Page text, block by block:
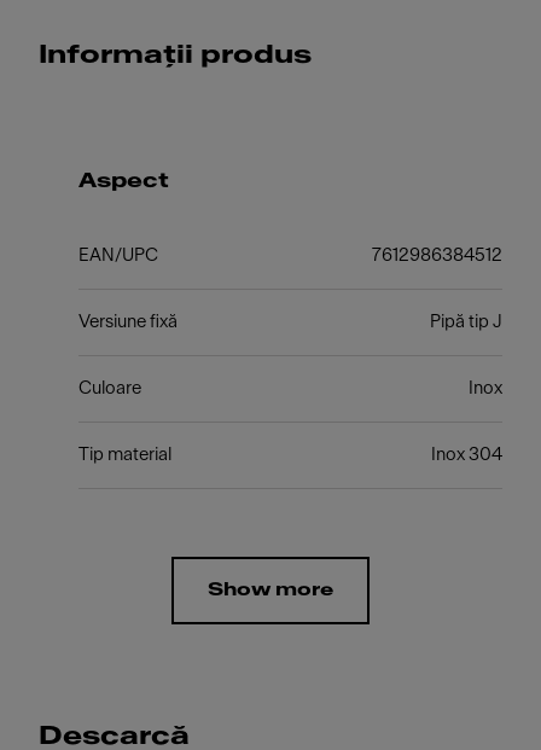
Informații produs
Aspect
EAN/UPC 7612986384512
Versiune fixă Pipă tip J
Culoare Inox
Tip material Inox 304
Show more
Descarcă